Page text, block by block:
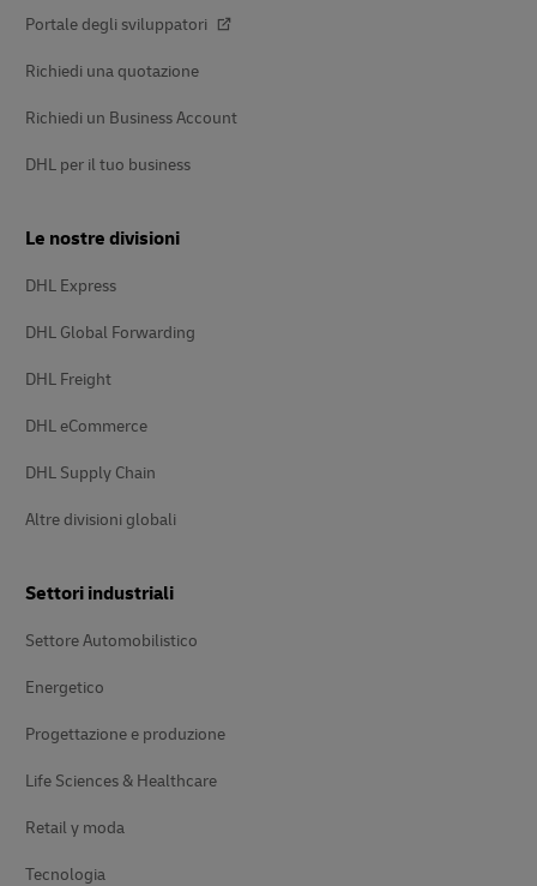
Portale degli sviluppatori
Richiedi una quotazione
Richiedi un Business Account
DHL per il tuo business
Le nostre divisioni
DHL Express
DHL Global Forwarding
DHL Freight
DHL eCommerce
DHL Supply Chain
Altre divisioni globali
Settori industriali
Settore Automobilistico
Energetico
Progettazione e produzione
Life Sciences & Healthcare
Retail y moda
Tecnologia